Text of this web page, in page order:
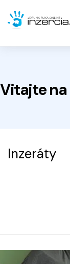
Vitajte na
Inzeráty